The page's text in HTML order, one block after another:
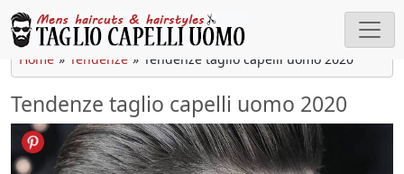
Cerca
Home » Tendenze » Tendenze taglio capelli uomo 2020
Tendenze taglio capelli uomo 2020